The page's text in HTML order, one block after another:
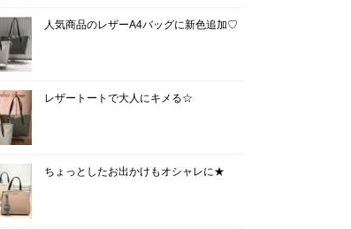
人気商品のレザーA4バッグに新色追加♡
レザートートで大人にキメる☆
ちょっとしたお出かけもオシャレに★